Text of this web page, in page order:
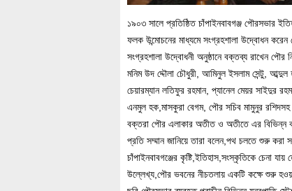
১৯০৩ সালে প্রতিষ্ঠিত চাঁপাইনবাবগঞ্জ পৌরসভার
ফলক উন্মোচনের মাধ্যমে সংগ্রহশালা উদ্বোধন
সংগ্রহশালা উদ্বোধনী অনুষ্ঠানে বক্তব্য রাখেন পৌর
মনিম উদ দ্দৌলা চৌধুরী, আমিনুল ইসলাম সেন্টু,
চেয়ারম্যান লতিফুর রহমান, প্যানেল মেয়র সাইদুর
এনমুল হক,মাসকুরা বেগম, পৌর সচিব মামুনুর রশিদসহ
বক্তরা পৌর এলাকার অতীত ও অতীতে এর বিভিন্ন
প্রতি সম্মান জানিয়ে তারা বলেন,পথ চলতে শুরু
চাঁপাইনবাবগঞ্জের কৃষ্টি,ইতিহাস,সংস্কৃতিকে চেনা
উল্লেখ্য,পৌর ভবনের নীচতলায় একটি কক্ষে শুরু হওয়া